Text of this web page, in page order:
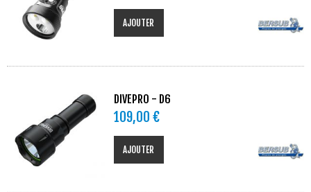
AJOUTER
DIVEPRO - D6
109,00 €
AJOUTER